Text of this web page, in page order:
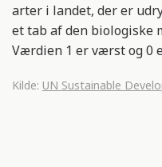
arter i landet, der er
et tab af den biologiske
Værdien 1 er værst og 0
Kilde: UN Sustainable